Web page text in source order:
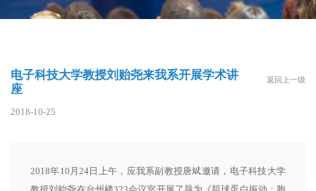
电子科技大学教授刘贻尧来我系开展学术讲
座
2018-10-25
返回上一级
2018年10月24日上午，应我系副教授唐斌邀请，电子科技大学